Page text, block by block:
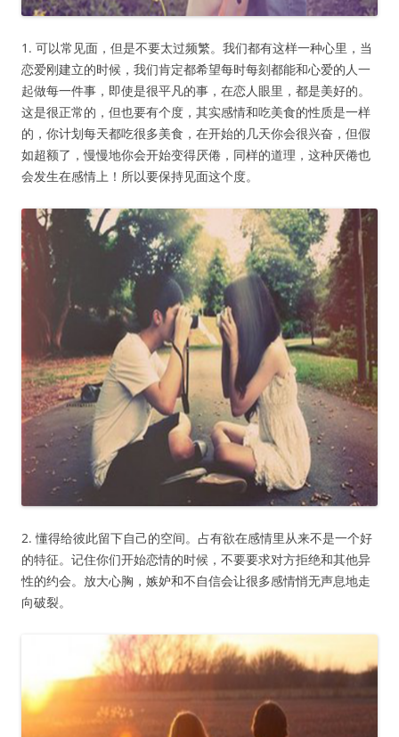
1. 可以常见面，但是不要太过频繁。我们都有这样一种心里，当
恋爱刚建立的时候，我们肯定都希望每时每刻都能和心爱的人一
起做每一件事，即使是很平凡的事，在恋人眼里，都是美好的。
这是很正常的，但也要有个度，其实感情和吃美食的性质是一样
的，你计划每天都吃很多美食，在开始的几天你会很兴奋，但假
如超额了，慢慢地你会开始变得厌倦，同样的道理，这种厌倦也
会发生在感情上！所以要保持见面这个度。
2. 懂得给彼此留下自己的空间。占有欲在感情里从来不是一个好
的特征。记住你们开始恋情的时候，不要要求对方拒绝和其他异
性的约会。放大心胸，嫉妒和不自信会让很多感情悄无声息地走
向破裂。